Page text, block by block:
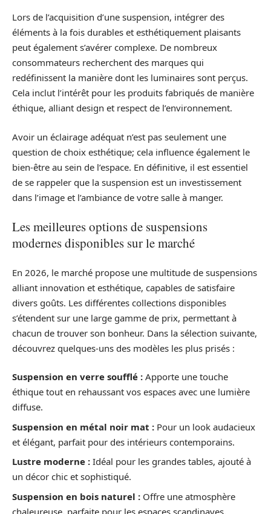
Lors de l’acquisition d’une suspension, intégrer des
éléments à la fois durables et esthétiquement plaisants
peut également s’avérer complexe. De nombreux
consommateurs recherchent des marques qui
redéfinissent la manière dont les luminaires sont perçus.
Cela inclut l’intérêt pour les produits fabriqués de manière
éthique, alliant design et respect de l’environnement.
Avoir un éclairage adéquat n’est pas seulement une
question de choix esthétique; cela influence également le
bien-être au sein de l’espace. En définitive, il est essentiel
de se rappeler que la suspension est un investissement
dans l’image et l’ambiance de votre salle à manger.
Les meilleures options de suspensions
modernes disponibles sur le marché
En 2026, le marché propose une multitude de suspensions
alliant innovation et esthétique, capables de satisfaire
divers goûts. Les différentes collections disponibles
s’étendent sur une large gamme de prix, permettant à
chacun de trouver son bonheur. Dans la sélection suivante,
découvrez quelques-uns des modèles les plus prisés :
Suspension en verre soufflé : Apporte une touche
éthique tout en rehaussant vos espaces avec une lumière
diffuse.
Suspension en métal noir mat : Pour un look audacieux
et élégant, parfait pour des intérieurs contemporains.
Lustre moderne : Idéal pour les grandes tables, ajouté à
un décor chic et sophistiqué.
Suspension en bois naturel : Offre une atmosphère
chaleureuse, parfaite pour les espaces scandinaves.